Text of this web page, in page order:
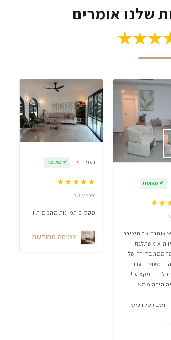
שלנו אומרים
✔ מאומת
★★
אוהבת את היצירה
היא משתלבת
בדירה שלי!
מעולה! ארוז
הכל היה מקצועי!
היתה ממש
חושבת על רכישה
נעמה מ. ✔ מאומת
★★★★★
7/13/2026
מקסים.תמונות מהממות!!
צמיחה מחודשת